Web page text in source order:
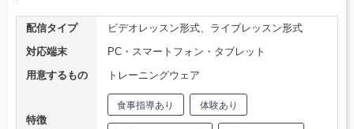
配信タイプ
ビデオレッスン形式、ライブレッスン形式
対応端末
PC・スマートフォン・タブレット
用意するもの
トレーニングウェア
特徴
食事指導あり 体験あり